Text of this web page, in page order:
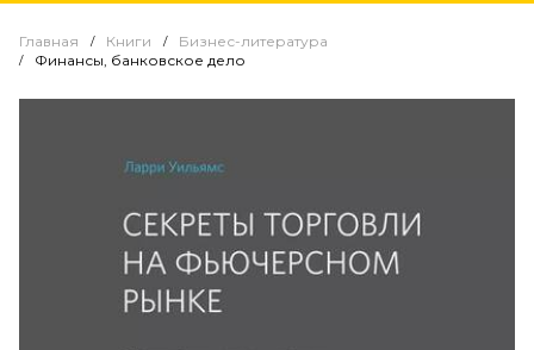
Главная Книги
Бизнес-литература
Финансы, банковское дело